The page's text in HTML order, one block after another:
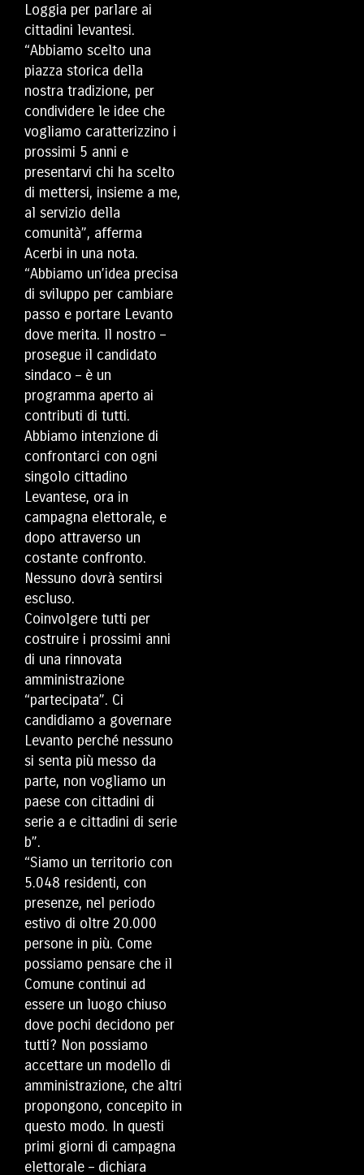
Loggia per parlare ai
cittadini levantesi.
“Abbiamo scelto una
piazza storica della
nostra tradizione, per
condividere le idee che
vogliamo caratterizzino i
prossimi 5 anni e
presentarvi chi ha scelto
di mettersi, insieme a me,
al servizio della
comunità”, afferma
Acerbi in una nota.
“Abbiamo un’idea precisa
di sviluppo per cambiare
passo e portare Levanto
dove merita. Il nostro –
prosegue il candidato
sindaco – è un
programma aperto ai
contributi di tutti.
Abbiamo intenzione di
confrontarci con ogni
singolo cittadino
Levantese, ora in
campagna elettorale, e
dopo attraverso un
costante confronto.
Nessuno dovrà sentirsi
escluso.
Coinvolgere tutti per
costruire i prossimi anni
di una rinnovata
amministrazione
“partecipata”. Ci
candidiamo a governare
Levanto perché nessuno
si senta più messo da
parte, non vogliamo un
paese con cittadini di
serie a e cittadini di serie
b”.
“Siamo un territorio con
5.048 residenti, con
presenze, nel periodo
estivo di oltre 20.000
persone in più. Come
possiamo pensare che il
Comune continui ad
essere un luogo chiuso
dove pochi decidono per
tutti? Non possiamo
accettare un modello di
amministrazione, che altri
propongono, concepito in
questo modo. In questi
primi giorni di campagna
elettorale – dichiara